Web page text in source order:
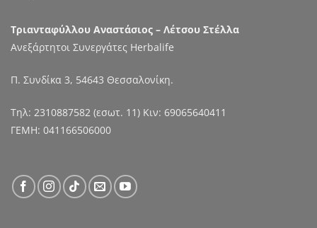
Τριανταφύλλου Αναστάσιος – Λέτσου Στέλλα
Ανεξάρτητοι Συνεργάτες Herbalife
Π. Συνδίκα 3, 54643 Θεσσαλονίκη.
Τηλ: 2310887582 (εσωτ. 11) Κιν: 69065640411
ΓΕΜΗ: 041166506000